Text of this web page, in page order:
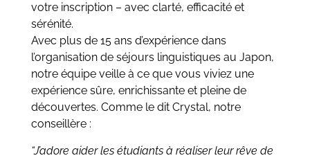
votre inscription – avec clarté, efficacité et
sérénité.
Avec plus de 15 ans d’expérience dans
l’organisation de séjours linguistiques au Japon,
notre équipe veille à ce que vous viviez une
expérience sûre, enrichissante et pleine de
découvertes. Comme le dit Crystal, notre
conseillère :
“J’adore aider les étudiants à réaliser leur rêve de